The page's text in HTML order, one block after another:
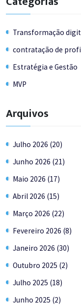
Transformação
contratação de
Estratégia e Gestão
MVP
Arquivos
Julho 2026 (20)
Junho 2026 (21)
Maio 2026 (17)
Abril 2026 (15)
Março 2026 (22)
Fevereiro 2026 (8)
Janeiro 2026 (30)
Outubro 2025 (2)
Julho 2025 (18)
Junho 2025 (2)